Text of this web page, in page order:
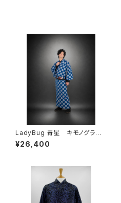
LadyBug 青星 キモノグラー
ス×ローブジャポニカコラボ浴
衣 メンズ 綿100％
¥26,400